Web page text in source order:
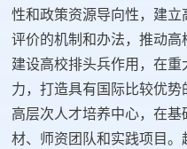
性和政策资源导向性，建
评价的机制和办法，推动高
建设高校排头兵作用，在
力，打造具有国际比较优
高层次人才培养中心，在
材、师资团队和实践项目